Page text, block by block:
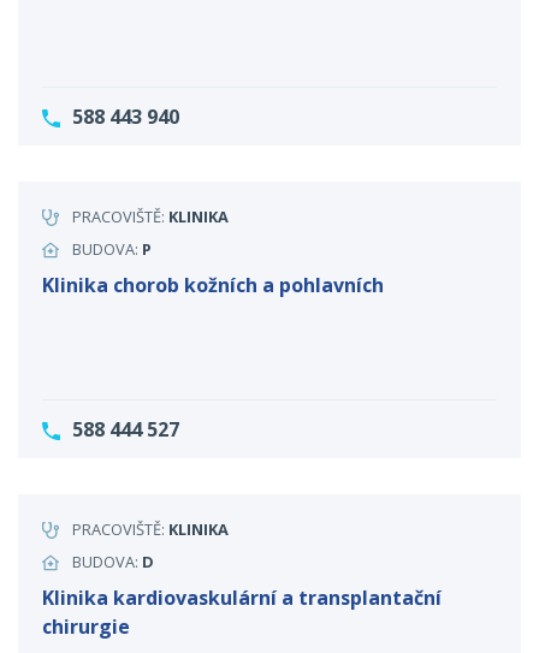
588 443 940
PRACOVIŠTĚ: KLINIKA
BUDOVA: P
Klinika chorob kožních a pohlavních
588 444 527
PRACOVIŠTĚ: KLINIKA
BUDOVA: D
Klinika kardiovaskulární a transplantační
chirurgie